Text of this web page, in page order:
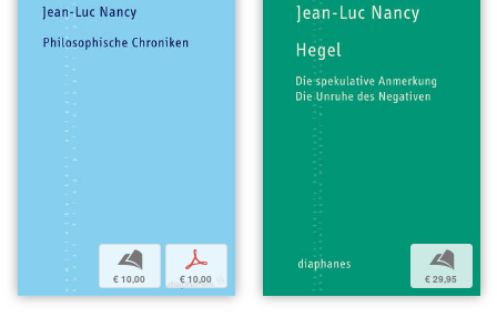
b
€ 10,00
p
€ 10,00
b
€ 29,95